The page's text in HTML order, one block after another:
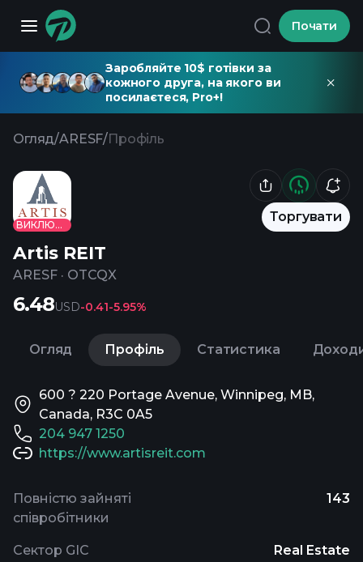
Почати
Заробляйте 10$ готівки за
кожного друга, на якого ви
посилаєтеся, Pro+!
Огляд/ARESF/Профіль
ВИКЛЮЧЕНО
Торгувати
Artis REIT
ARESF · OTCQX
6.48USD-0.41-5.95%
Огляд Профіль Статистика
600 ? 220 Portage Avenue, Winnipeg, MB,
Canada, R3C 0A5
204 947 1250
https://www.artisreit.com
Повністю зайняті
співробітники
143
Сектор GIC Real Estate